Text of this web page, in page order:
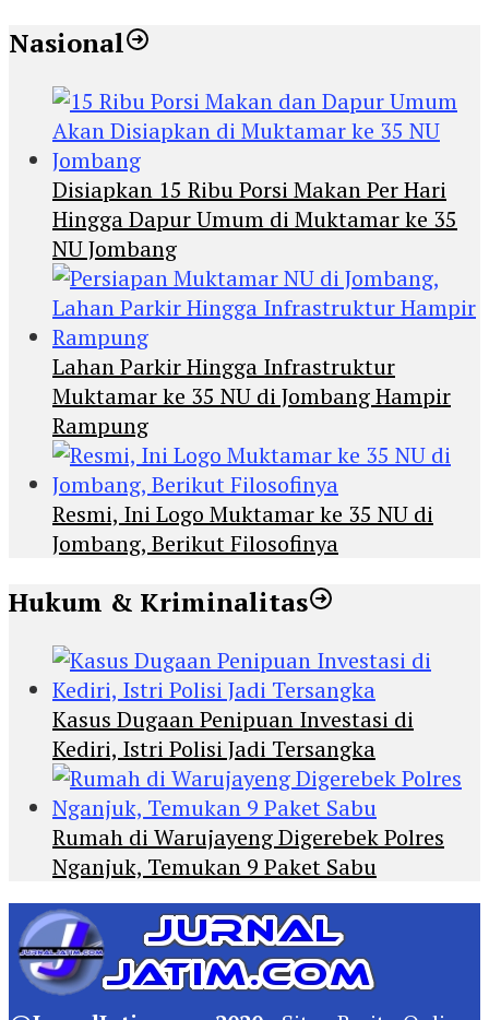
Nasional
Disiapkan 15 Ribu Porsi Makan Per Hari
Hingga Dapur Umum di Muktamar ke 35
NU Jombang
Lahan Parkir Hingga Infrastruktur
Muktamar ke 35 NU di Jombang Hampir
Rampung
Resmi, Ini Logo Muktamar ke 35 NU di
Jombang, Berikut Filosofinya
Hukum & Kriminalitas
Kasus Dugaan Penipuan Investasi di
Kediri, Istri Polisi Jadi Tersangka
Rumah di Warujayeng Digerebek Polres
Nganjuk, Temukan 9 Paket Sabu